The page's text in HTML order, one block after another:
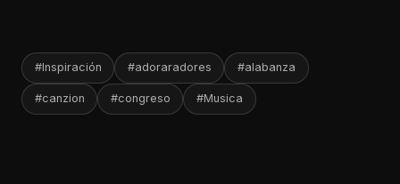
#Inspiración #adoraradores #alabanza
#canzion #congreso #Musica